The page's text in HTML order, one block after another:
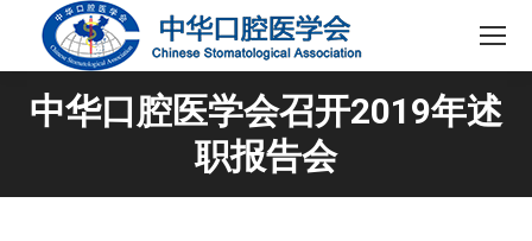
中华口腔医学会召开2019年述
职报告会